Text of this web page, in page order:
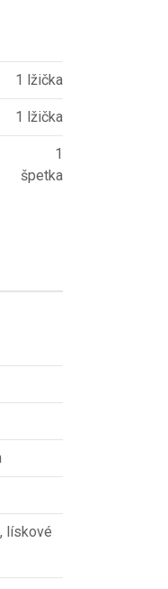
1 lžička
1 lžička
1
špetka
lískové